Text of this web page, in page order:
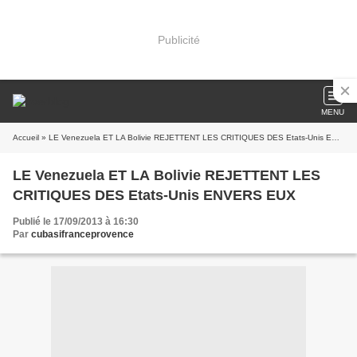
Publicité
MENU
Accueil » LE Venezuela ET LA Bolivie REJETTENT LES CRITIQUES DES Etats-Unis ENVERS EUX
LE Venezuela ET LA Bolivie REJETTENT LES
CRITIQUES DES Etats-Unis ENVERS EUX
Publié le 17/09/2013 à 16:30
Par cubasifranceprovence